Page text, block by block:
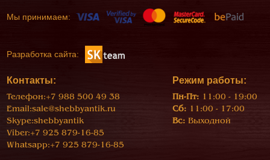
Мы принимаем:
Разработка сайта:
Контакты:
Телефон:+7 988 500 49 38
Email:sale@shebbyantik.ru
Skype:shebbyantik
Viber:+7 925 879-16-85
Whatsapp:+7 925 879-16-85
Режим работы:
Пн-Пт: 11:00 - 19:00
Сб: 11:00 - 17:00
Вс: Выходной